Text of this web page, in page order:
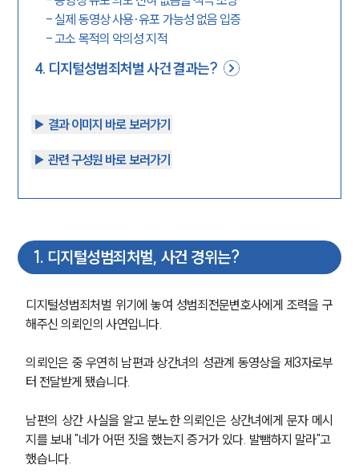
-실제 동영상 사용·유포 가능성 없음 입증
-고소 목적의 악의성 지적
4. 디지털성범죄처벌 사건 결과는?
▶︎ 결과 이미지 바로 보러가기
▶︎ 관련 구성원 바로 보러가기
1. 디지털성범죄처벌, 사건 경위는?
디지털성범죄처벌 위기에 놓여 성범죄전문변호사에게 조력을 구
해주신 의뢰인의 사연입니다.
의뢰인은 중 우연히 남편과 상간녀의 성관계 동영상을 제3자로부
터 전달받게 됐습니다.
남편의 상간 사실을 알고 분노한 의뢰인은 상간녀에게 문자 메시
지를 보내 "네가 어떤 짓을 했는지 증거가 있다. 발뺌하지 말라"고
했습니다.